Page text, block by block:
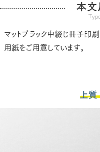
本文
マットブラック中綴じ冊子印
用紙をご用意しています。
上